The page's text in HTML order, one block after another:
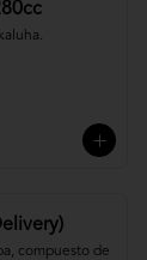
compuesto de